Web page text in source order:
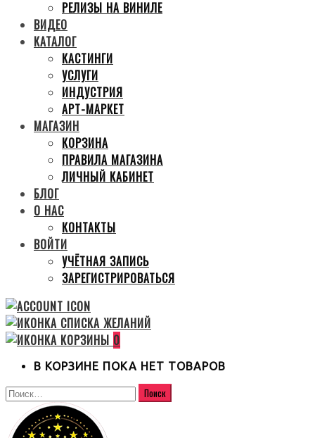
РЕЛИЗЫ НА ВИНИЛЕ
ВИДЕО
КАТАЛОГ
КАСТИНГИ
УСЛУГИ
ИНДУСТРИЯ
АРТ-МАРКЕТ
МАГАЗИН
КОРЗИНА
ПРАВИЛА МАГАЗИНА
ЛИЧНЫЙ КАБИНЕТ
БЛОГ
О НАС
КОНТАКТЫ
ВОЙТИ
УЧЁТНАЯ ЗАПИСЬ
ЗАРЕГИСТРИРОВАТЬСЯ
0
В КОРЗИНЕ ПОКА НЕТ ТОВАРОВ